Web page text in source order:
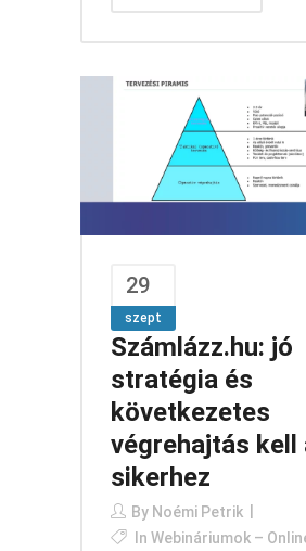
29
szept
Számlázz.hu: jó
stratégia és
következetes
végrehajtás kell
sikerhez
By Noémi Petrik
In Webináriumok –